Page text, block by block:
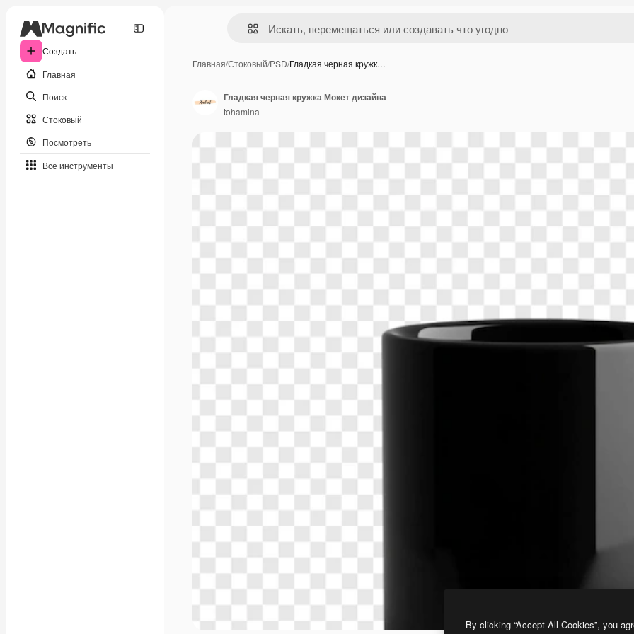
Создать
Главная
Поиск
Стоковый
Посмотреть
Все инструменты
Главная/Стоковый/PSD/Гладкая черная кружк…
Гладкая черная кружка Мокет дизайна
tohamina
By clicking “Accept All Cookies”, you